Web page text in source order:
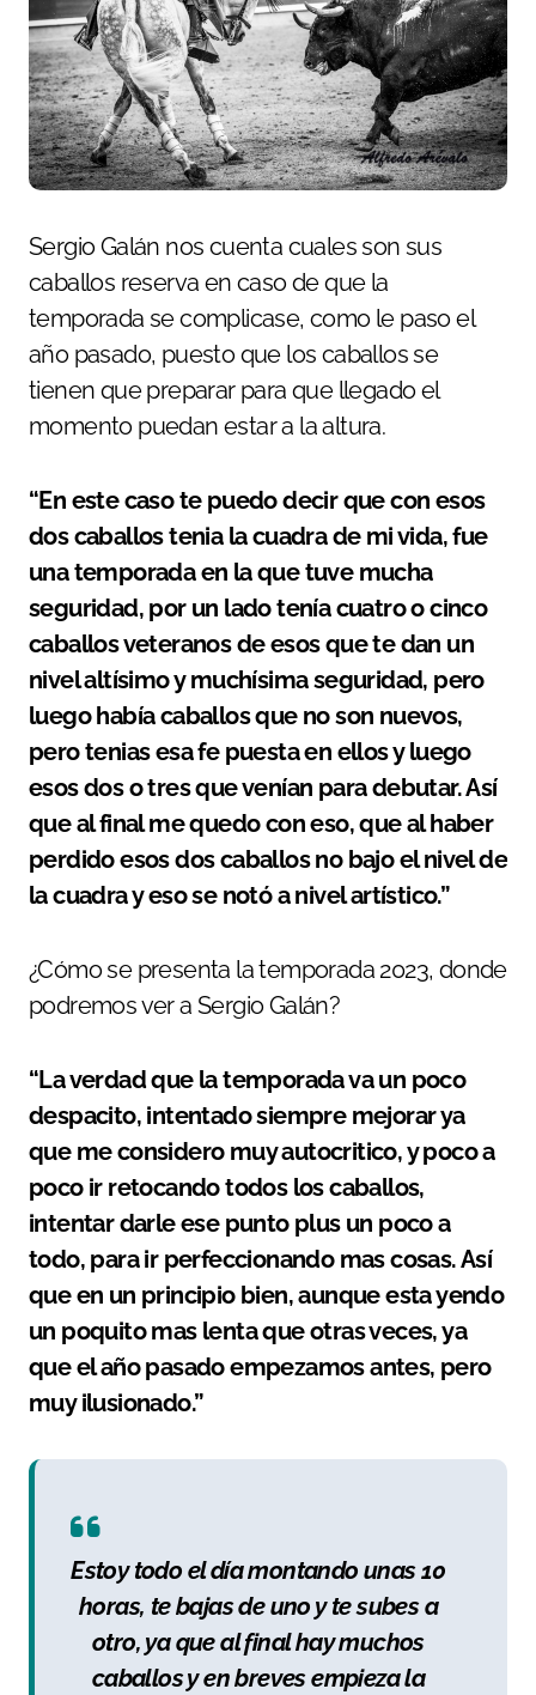
Sergio Galán nos cuenta cuales son sus
caballos reserva en caso de que la
temporada se complicase, como le paso el
año pasado, puesto que los caballos se
tienen que preparar para que llegado el
momento puedan estar a la altura.
“En este caso te puedo decir que con esos
dos caballos tenia la cuadra de mi vida, fue
una temporada en la que tuve mucha
seguridad, por un lado tenía cuatro o cinco
caballos veteranos de esos que te dan un
nivel altísimo y muchísima seguridad, pero
luego había caballos que no son nuevos,
pero tenias esa fe puesta en ellos y luego
esos dos o tres que venían para debutar. Así
que al final me quedo con eso, que al haber
perdido esos dos caballos no bajo el nivel de
la cuadra y eso se notó a nivel artístico.”
¿Cómo se presenta la temporada 2023, donde
podremos ver a Sergio Galán?
“La verdad que la temporada va un poco
despacito, intentado siempre mejorar ya
que me considero muy autocritico, y poco a
poco ir retocando todos los caballos,
intentar darle ese punto plus un poco a
todo, para ir perfeccionando mas cosas. Así
que en un principio bien, aunque esta yendo
un poquito mas lenta que otras veces, ya
que el año pasado empezamos antes, pero
muy ilusionado.”
Estoy todo el día montando unas 10
horas, te bajas de uno y te subes a
otro, ya que al final hay muchos
caballos y en breves empieza la